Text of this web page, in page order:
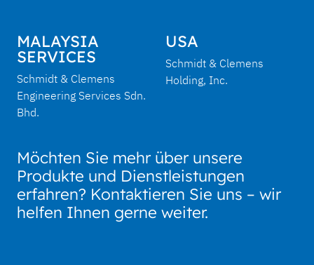
MALAYSIA
SERVICES
Schmidt & Clemens
Engineering Services Sdn.
Bhd.
USA
Schmidt & Clemens
Holding, Inc.
Möchten Sie mehr über unsere
Produkte und Dienstleistungen
erfahren? Kontaktieren Sie uns – wir
helfen Ihnen gerne weiter.